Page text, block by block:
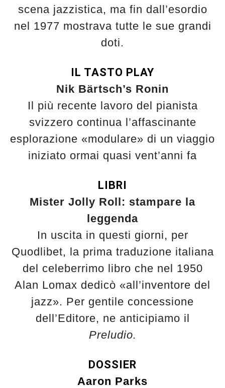
scena jazzistica, ma fin dall’esordio
nel 1977 mostrava tutte le sue grandi
doti.
IL TASTO PLAY
Nik Bärtsch’s Ronin
Il più recente lavoro del pianista
svizzero continua l’affascinante
esplorazione «modulare» di un viaggio
iniziato ormai quasi vent’anni fa
LIBRI
Mister Jolly Roll: stampare la
leggenda
In uscita in questi giorni, per
Quodlibet, la prima traduzione italiana
del celeberrimo libro che nel 1950
Alan Lomax dedicò «all’inventore del
jazz». Per gentile concessione
dell’Editore, ne anticipiamo il
Preludio.
DOSSIER
Aaron Parks